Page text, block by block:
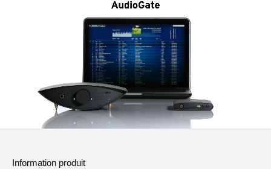
Information produit